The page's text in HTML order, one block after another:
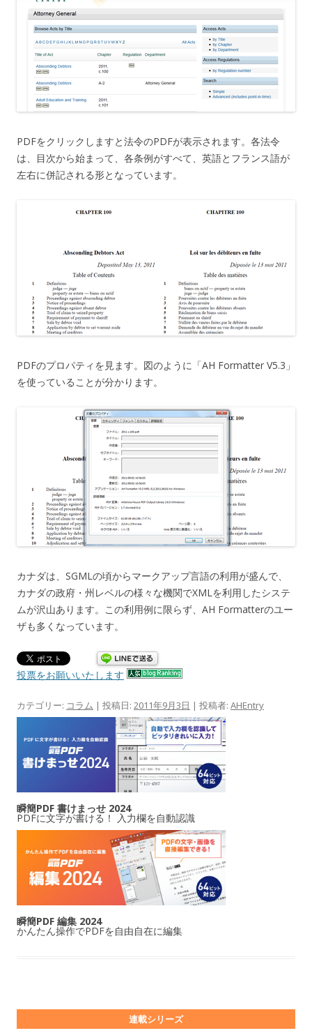
PDFをクリックしますと法令のPDFが表示されます。各法令
は、目次から始まって、各条例がすべて、英語とフランス語が
左右に併記される形となっています。
PDFのプロパティを見ます。図のように「AH Formatter V5.3」
を使っていることが分かります。
カナダは、SGMLの頃からマークアップ言語の利用が盛んで、
カナダの政府・州レベルの様々な機関でXMLを利用したシステ
ムが沢山あります。この利用例に限らず、AH Formatterのユー
ザも多くなっています。
投票をお願いいたします
カテゴリー: コラム | 投稿日: 2011年9月3日 | 投稿者: AHEntry
瞬簡PDF 書けまっせ 2024
PDFに文字が書ける！ 入力欄を自動認識
瞬簡PDF 編集 2024
かんたん操作でPDFを自由自在に編集
連載シリーズ